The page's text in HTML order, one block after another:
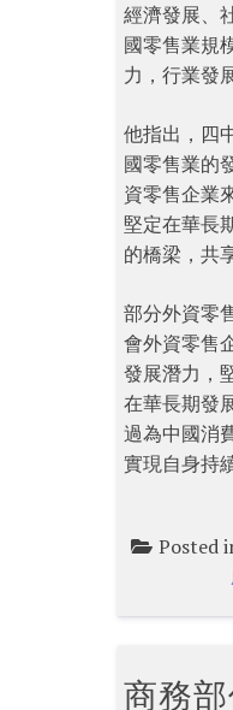
經濟發展、
國零售業規
力，行業發
他指出，四
國零售業的
資零售企業
堅定在華長
的橋梁，共
部分外資零
會外資零售
發展潛力，
在華長期發
過為中國消
實現自身持
Posted
商務